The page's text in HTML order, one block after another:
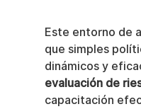
Este entorno de
que simples
dinámicos y
evaluación de
capacitación